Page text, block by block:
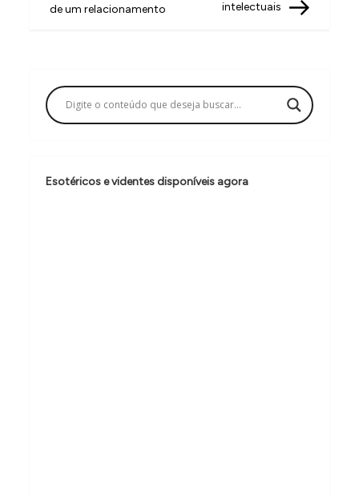
e
ç
ã
d
de um relacionamento intelectuais
Esotéricos e videntes disponíveis agora